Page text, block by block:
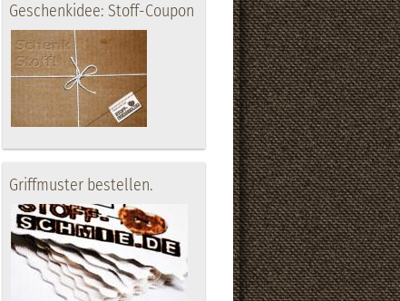
Geschenkidee: Stoff-Coupon
Griffmuster bestellen.